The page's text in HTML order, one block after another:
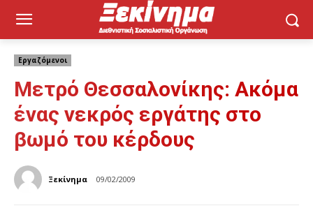
Εργαζόμενοι
Μετρό Θεσσαλονίκης: Ακόμα
ένας νεκρός εργάτης στο
βωμό του κέρδους
Ξεκίνημα 09/02/2009